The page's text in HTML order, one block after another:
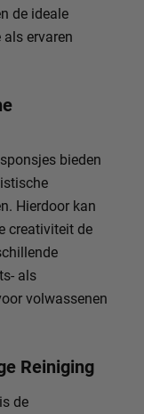
de ideale
ervaren
bieden
Hierdoor kan
creativiteit de
als
volwassenen
Reiniging
de